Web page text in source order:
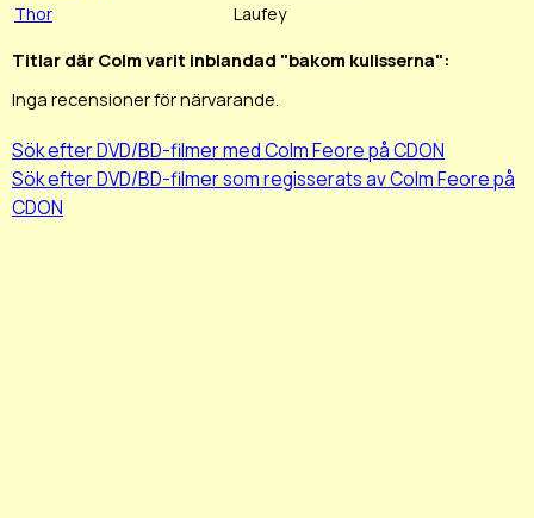
Thor
Laufey
Titlar där Colm varit inblandad "bakom kulisserna":
Inga recensioner för närvarande.
Sök efter DVD/BD-filmer med Colm Feore på CDON
Sök efter DVD/BD-filmer som regisserats av Colm Feore på
CDON